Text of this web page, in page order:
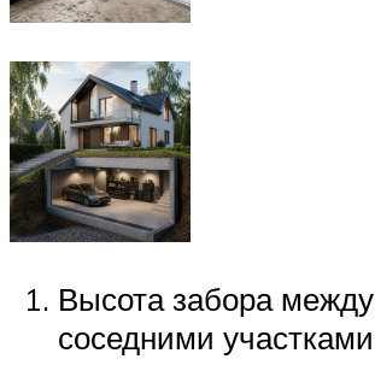
Высота забора между
соседними участками